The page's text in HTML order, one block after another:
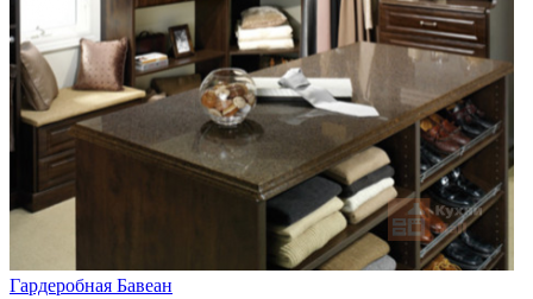
Гардеробная Бавеан